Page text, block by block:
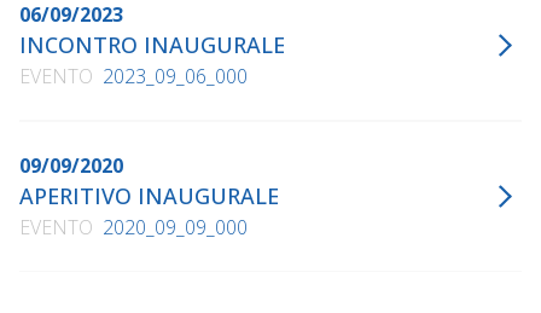
06/09/2023
INCONTRO INAUGURALE
EVENTO 2023_09_06_000
09/09/2020
APERITIVO INAUGURALE
EVENTO 2020_09_09_000